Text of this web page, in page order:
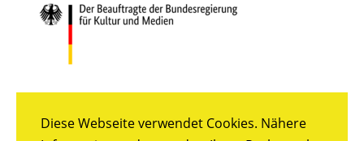
Diese Webseite verwendet Cookies. Nähere